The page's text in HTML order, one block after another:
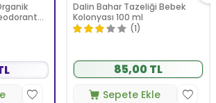
Dalin Bahar Tazeliği Bebek
Kolonyası 100 ml
(1)
85,00 TL
Sepete Ekle